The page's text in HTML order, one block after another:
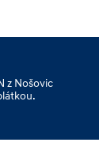
z Nošovic